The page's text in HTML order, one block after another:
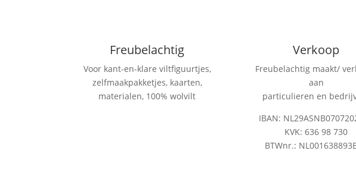
Freubelachtig
Voor kant-en-klare viltfiguurtjes,
zelfmaakpakketjes, kaarten,
materialen, 100% wolvilt
Verkoop
Freubelachtig maakt/
aan
particulieren en
IBAN:
KVK: 636 98 730
BTWnr.: